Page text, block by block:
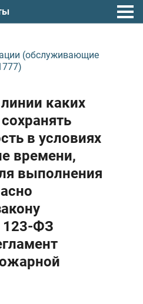
(обслуживающие
каких
в условиях
времени,
выполнения
ФЗ